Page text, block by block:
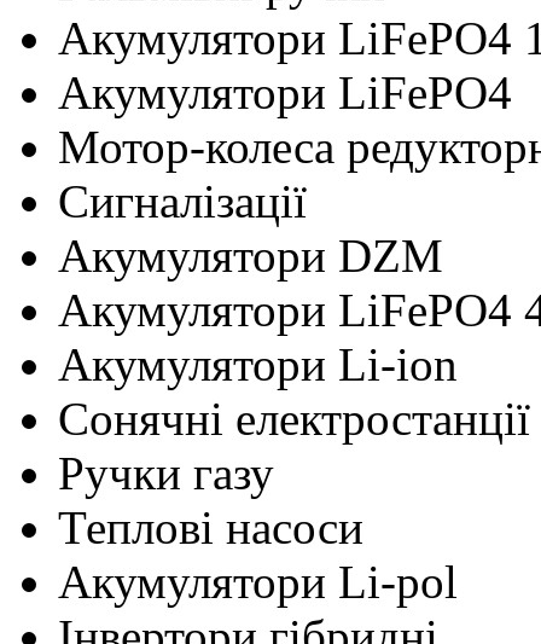
Акумулятори LiFePO4
Акумулятори LiFePO4
Мотор-колеса
Сигналізації
Акумулятори DZM
Акумулятори LiFePO4
Акумулятори Li-ion
Сонячні електростанції
Ручки газу
Теплові насоси
Акумулятори Li-pol